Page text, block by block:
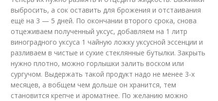
выбросить, а сок оставить для брожения и отстаивания
ещё на 3 — 5 дней. По окончании второго срока, снова
отцеживаем полученный уксус, добавляем на 1 литр
виноградного уксуса 1 чайную ложку уксусной эссенции и
разливаем в чистые и сухие стеклянные бутылки. Закрыть
нужно плотно, можно горлышки залить воском или
сургучом. Выдержать такой продукт надо не менее 3-х
месяцев, а вобщем чем дольше он хранится, тем
становится крепче и ароматнее. По желанию можно